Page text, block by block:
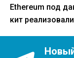
Ethereum под
кит